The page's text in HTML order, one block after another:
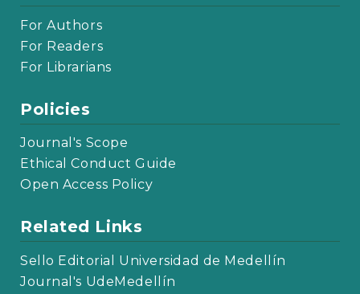
For Authors
For Readers
For Librarians
Policies
Journal's Scope
Ethical Conduct Guide
Open Access Policy
Related Links
Sello Editorial Universidad de Medellín
Journal's UdeMedellín